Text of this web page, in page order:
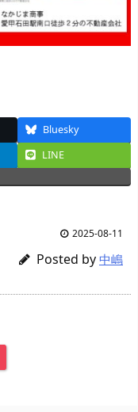
Bluesky
LINE
2025-08-11
Posted by 中嶋